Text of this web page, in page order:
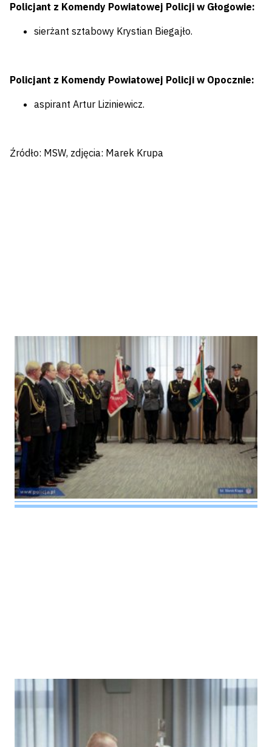
Policjant z Komendy Powiatowej Policji w Głogowie:
sierżant sztabowy Krystian Biegajło.
Policjant z Komendy Powiatowej Policji w Opocznie:
aspirant Artur Liziniewicz.
Źródło: MSW, zdjęcia: Marek Krupa